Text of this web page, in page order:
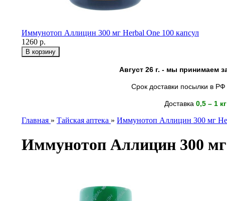
Иммунотоп Аллицин 300 мг Herbal One 100 капсул
1260 р.
Август 26 г. - мы принимаем
Срок доставки посылки в
Доставка 0,5 – 1 кг
Главная » Тайская аптека » Иммунотоп Аллицин 300 мг
Иммунотоп Аллицин 300 мг